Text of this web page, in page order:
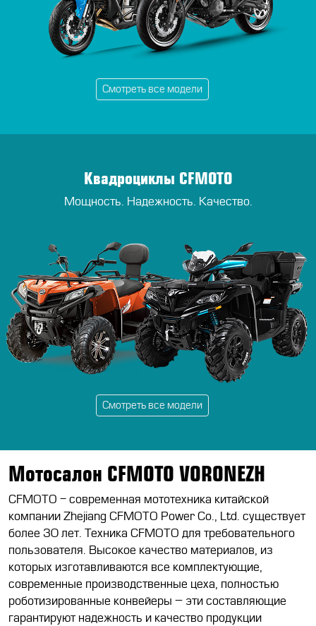
Смотреть все модели
Квадроциклы CFMOTO
Мощность. Надежность. Качество.
Смотреть все модели
Мотосалон CFMOTO VORONEZH
CFMOTO - современная мототехника китайской
компании Zhejiang CFMOTO Power Co., Ltd. существует
более 30 лет. Техника CFMOTO для требовательного
пользователя. Высокое качество материалов, из
которых изготавливаются все комплектующие,
современные производственные цеха, полностью
роботизированные конвейеры – эти составляющие
гарантируют надежность и качество продукции